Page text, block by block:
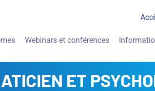
Webinars et conférences
ET